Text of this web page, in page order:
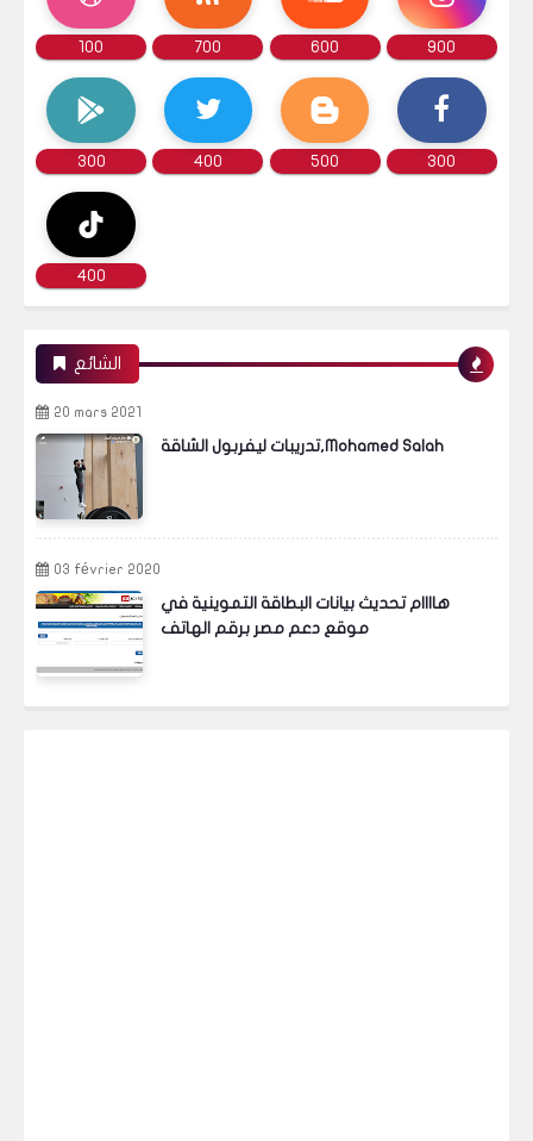
100 700 600 900
300 400 500 300
400
الشائع
20 mars 2021
تدريبات ليفربول الشاقة,Mohamed Salah
03 février 2020
هاااام تحديث بيانات البطاقة التموينية في
موقع دعم مصر برقم الهاتف